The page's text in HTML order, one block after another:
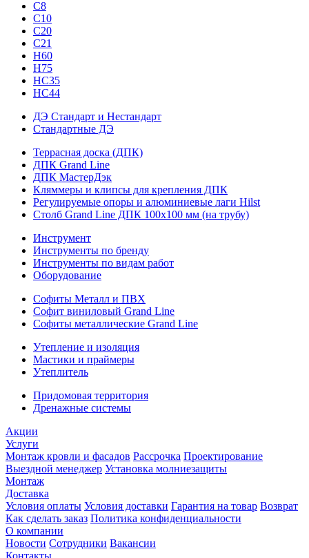
С8
С10
С20
С21
H60
H75
HС35
НС44
ДЭ Стандарт и Нестандарт
Стандартные ДЭ
Террасная доска (ДПК)
ДПК Grand Line
ДПК МастерДэк
Кляммеры и клипсы для крепления ДПК
Регулируемые опоры и алюминиевые лаги Hilst
Столб Grand Line ДПК 100х100 мм (на трубу)
Инструмент
Инструменты по бренду
Инструменты по видам работ
Оборудование
Софиты Металл и ПВХ
Софит виниловый Grand Line
Софиты металлические Grand Line
Утепление и изоляция
Мастики и праймеры
Утеплитель
Придомовая территория
Дренажные системы
Акции
Услуги
Монтаж кровли и фасадов Рассрочка Проектирование
Выездной менеджер Установка молниезащиты
Монтаж
Доставка
Условия оплаты Условия доставки Гарантия на товар Возврат
Как сделать заказ Политика конфиденциальности
О компании
Новости Сотрудники Вакансии
Контакты